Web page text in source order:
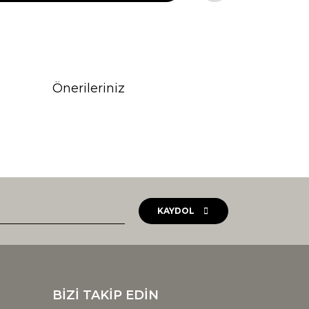
Önerileriniz
KAYDOL
BİZİ TAKİP EDİN